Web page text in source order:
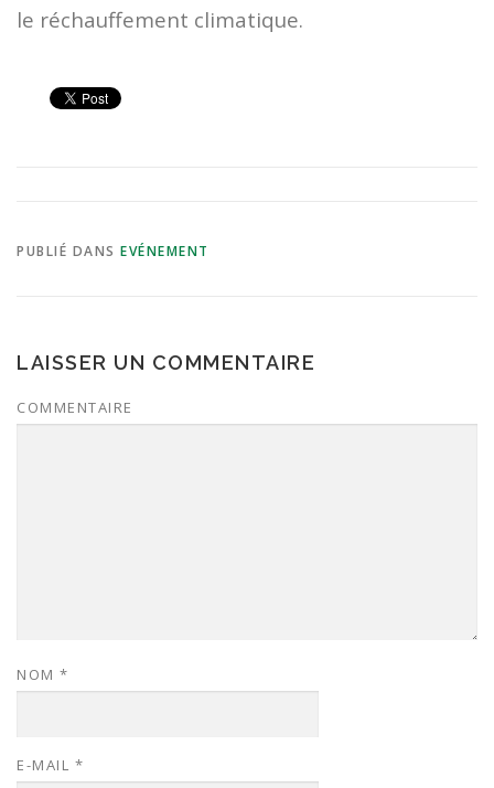
le réchauffement climatique.
PUBLIÉ DANS EVÉNEMENT
LAISSER UN COMMENTAIRE
COMMENTAIRE
NOM *
E-MAIL *